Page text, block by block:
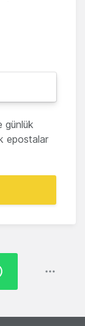
günlük
epostalar